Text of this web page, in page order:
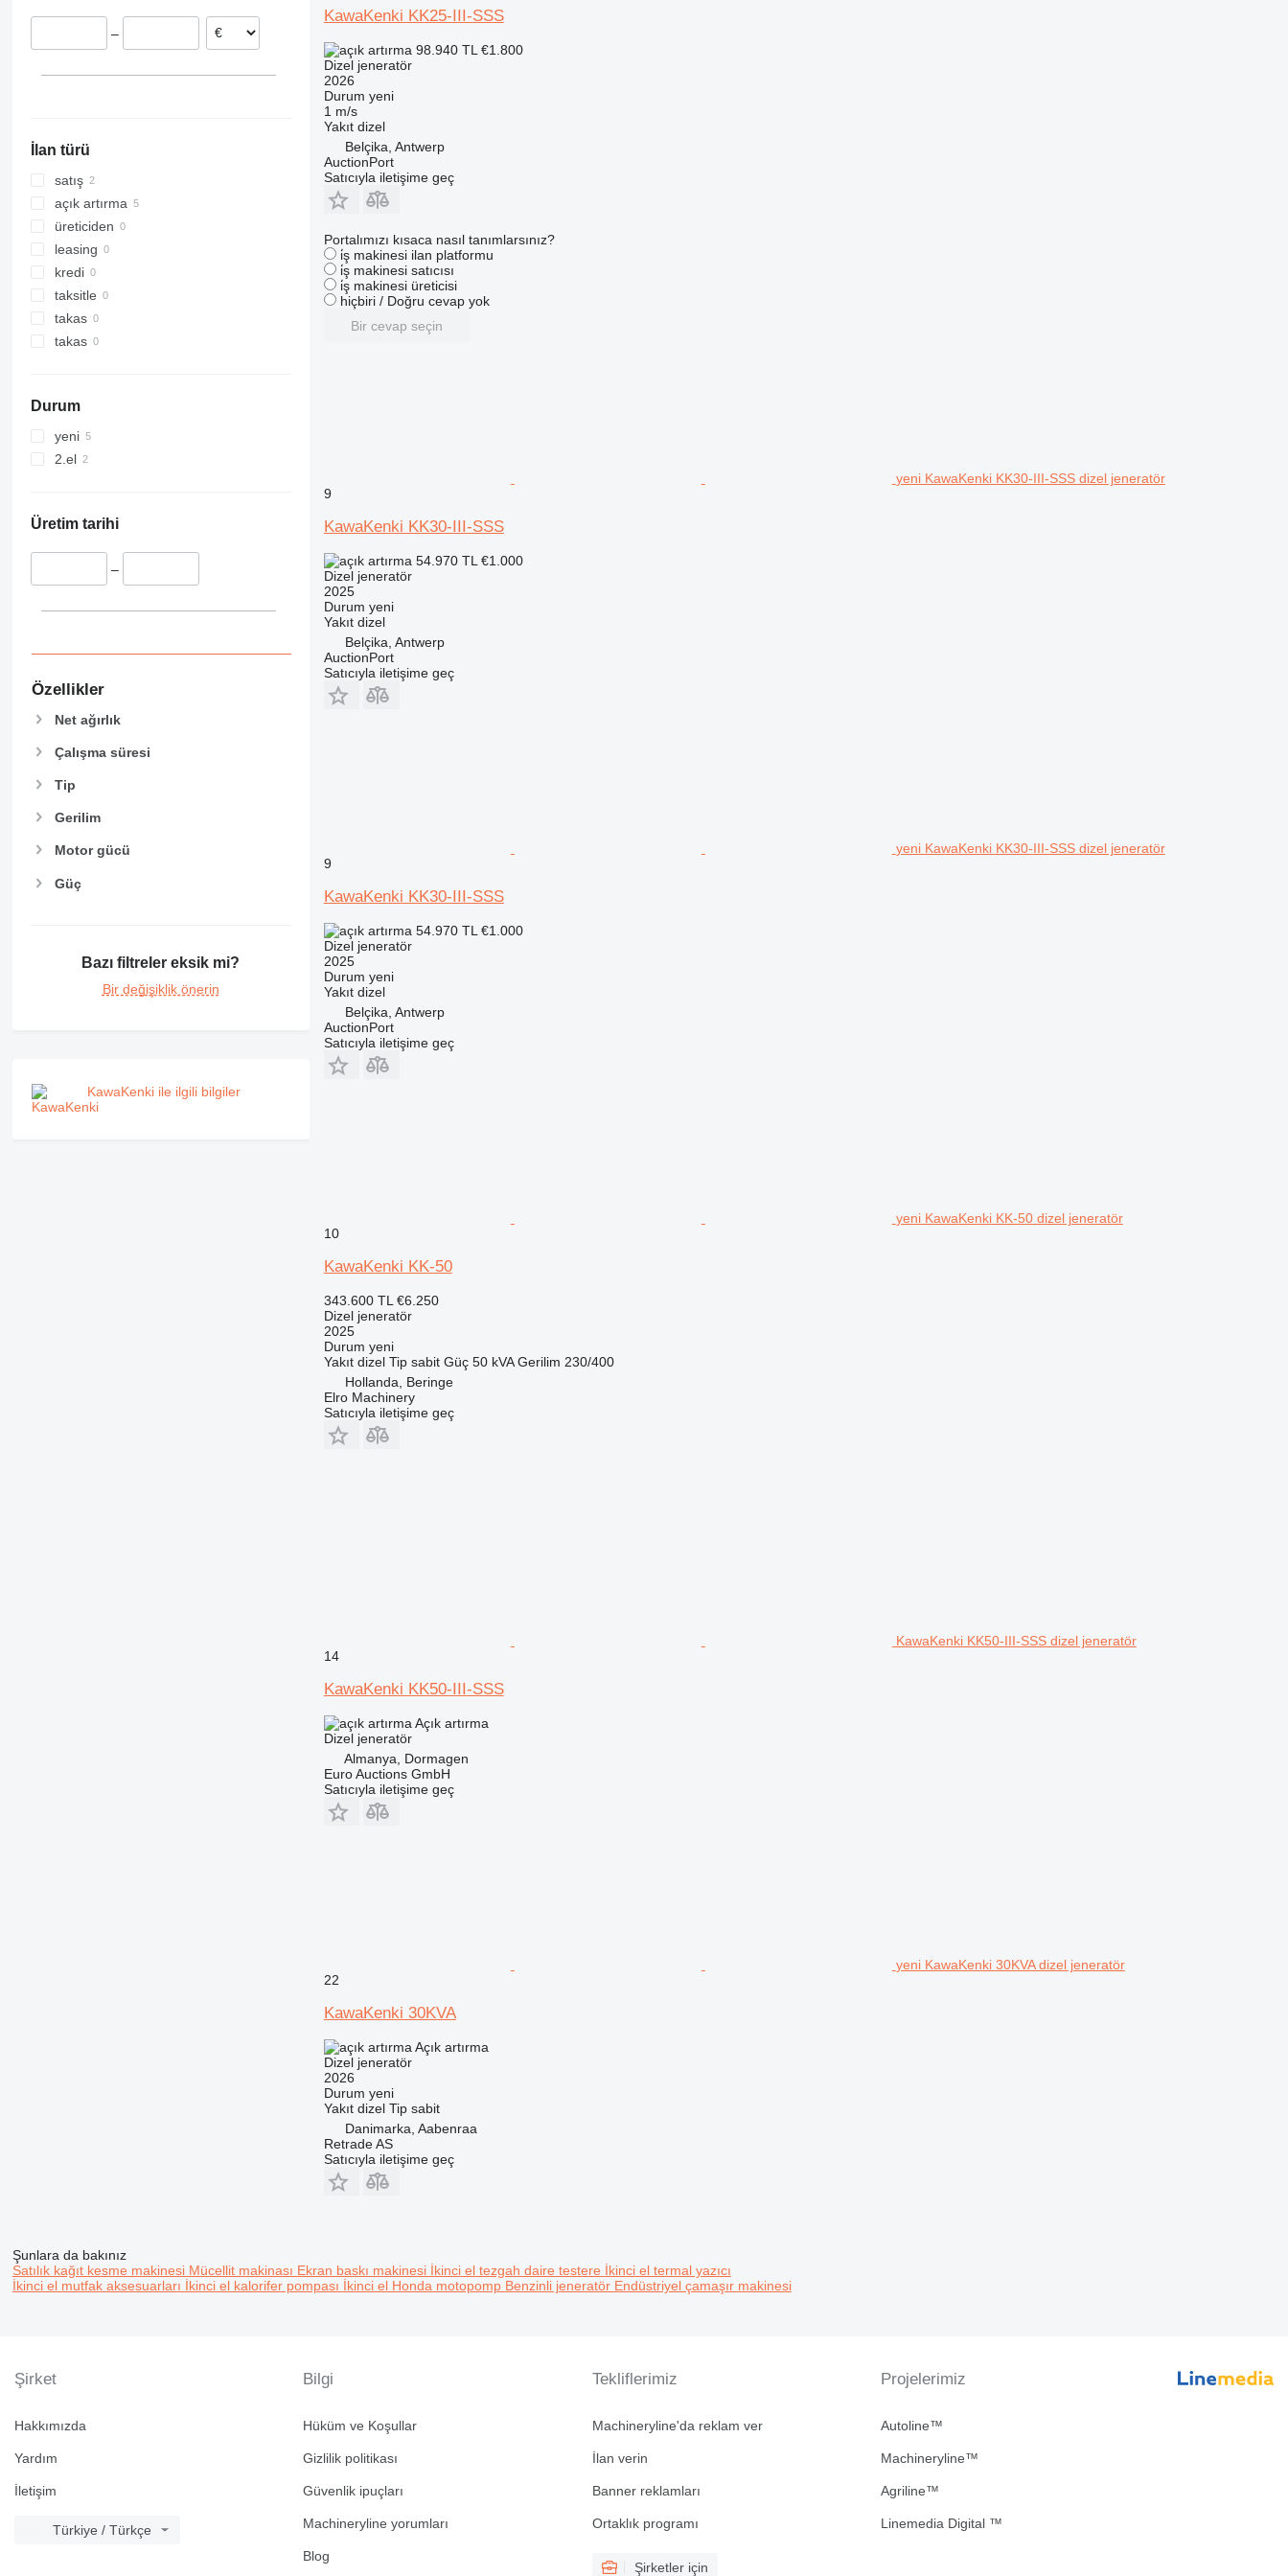
Danimarka
Almanya
–
İlan türü
satış
açık artırma
üreticiden
leasing
kredi
taksitle
takas
takas
Durum
yeni
2.el
Üretim tarihi
–
Özellikler
Net ağırlık
Çalışma süresi
Tip
Gerilim
Motor gücü
Güç
Bazı filtreler eksik mi?
Bir değişiklik önerin
KawaKenki ile ilgili bilgiler
KawaKenki KK25-III-SSS
98.940 TL €1.800
Dizel jeneratör
2026
Durum yeni
1 m/s
Yakıt dizel
Belçika, Antwerp
AuctionPort
Satıcıyla iletişime geç
Portalımızı kısaca nasıl tanımlarsınız?
i̇ş makinesi ilan platformu
i̇ş makinesi satıcısı
i̇ş makinesi üreticisi
hiçbiri / Doğru cevap yok
Bir cevap seçin
yeni KawaKenki KK30-III-SSS dizel jeneratör
9
KawaKenki KK30-III-SSS
54.970 TL €1.000
Dizel jeneratör
2025
Durum yeni
Yakıt dizel
Belçika, Antwerp
AuctionPort
Satıcıyla iletişime geç
yeni KawaKenki KK30-III-SSS dizel jeneratör
9
KawaKenki KK30-III-SSS
54.970 TL €1.000
Dizel jeneratör
2025
Durum yeni
Yakıt dizel
Belçika, Antwerp
AuctionPort
Satıcıyla iletişime geç
yeni KawaKenki KK-50 dizel jeneratör
10
KawaKenki KK-50
343.600 TL €6.250
Dizel jeneratör
2025
Durum yeni
Yakıt dizel Tip sabit Güç 50 kVA Gerilim 230/400
Hollanda, Beringe
Elro Machinery
Satıcıyla iletişime geç
KawaKenki KK50-III-SSS dizel jeneratör
14
KawaKenki KK50-III-SSS
Açık artırma
Dizel jeneratör
Almanya, Dormagen
Euro Auctions GmbH
Satıcıyla iletişime geç
yeni KawaKenki 30KVA dizel jeneratör
22
KawaKenki 30KVA
Açık artırma
Dizel jeneratör
2026
Durum yeni
Yakıt dizel Tip sabit
Danimarka, Aabenraa
Retrade AS
Satıcıyla iletişime geç
Şunlara da bakınız
Satılık kağıt kesme makinesi Mücellit makinası Ekran baskı makinesi İkinci el tezgah daire testere İkinci el termal yazıcı
İkinci el mutfak aksesuarları İkinci el kalorifer pompası İkinci el Honda motopomp Benzinli jeneratör Endüstriyel çamaşır makinesi
Şirket
Hakkımızda
Yardım
İletişim
Türkiye / Türkçe
Bilgi
Hüküm ve Koşullar
Gizlilik politikası
Güvenlik ipuçları
Machineryline yorumları
Blog
Tekliflerimiz
Machineryline'da reklam ver
İlan verin
Banner reklamları
Ortaklık programı
Şirketler için
Projelerimiz
Autoline™
Machineryline™
Agriline™
Linemedia Digital ™